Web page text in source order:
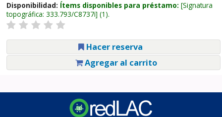
Disponibilidad: Ítems disponibles para préstamo: Signatura
topográfica: 333.793/C8737i (1).
Hacer reserva
Agregar al carrito